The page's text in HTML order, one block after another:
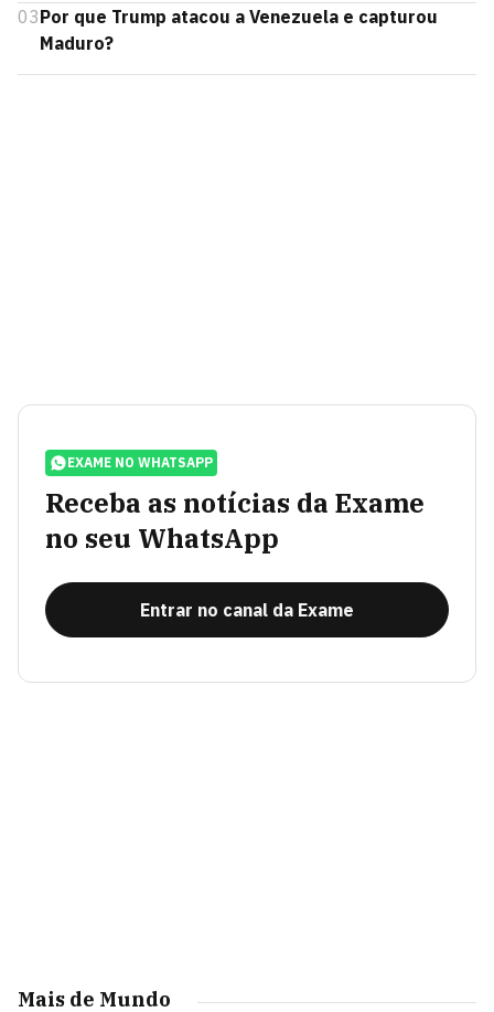
03Por que Trump atacou a Venezuela e capturou
Maduro?
EXAME NO WHATSAPP
Receba as notícias da Exame
no seu WhatsApp
Entrar no canal da Exame
Mais de Mundo